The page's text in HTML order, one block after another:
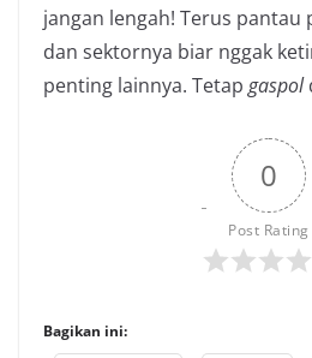
jangan lengah! Terus pantau
dan sektornya biar nggak
penting lainnya. Tetap gaspol
0
Post Rating
Bagikan ini: